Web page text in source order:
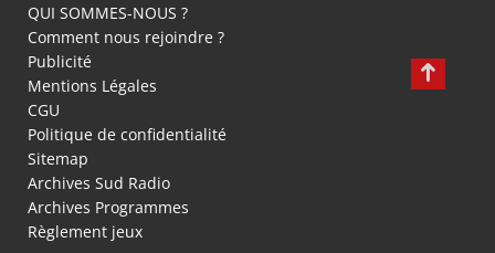
QUI SOMMES-NOUS ?
Comment nous rejoindre ?
Publicité
Mentions Légales
CGU
Politique de confidentialité
Sitemap
Archives Sud Radio
Archives Programmes
Règlement jeux